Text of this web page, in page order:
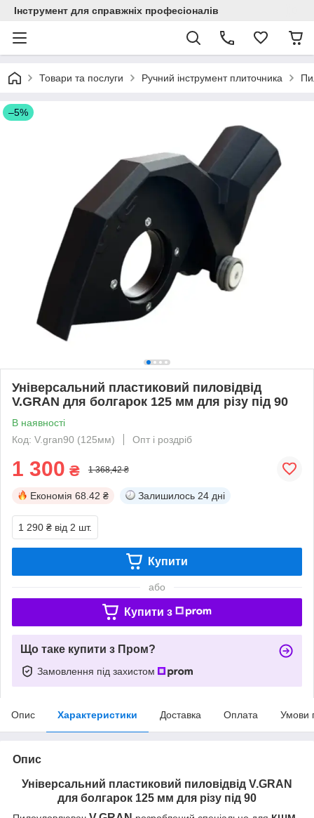
Інструмент для справжніх професіоналів
Товари та послуги Ручний інструмент плиточника
–5%
Універсальний пластиковий пиловідвід
V.GRAN для болгарок 125 мм для різу під 90
В наявності
Код: V.gran90 (125мм)
Опт і роздріб
1 300 ₴ 1 368,42 ₴
Економія 68.42 ₴ Залишилось 24 дні
1 290 ₴ від 2 шт.
Купити
або
Купити з
Що таке купити з Пром?
Замовлення під захистом
Опис Характеристики Доставка Оплата Умови
Опис
Універсальний пластиковий пиловідвід V.GRAN
для болгарок 125 мм для різу під 90